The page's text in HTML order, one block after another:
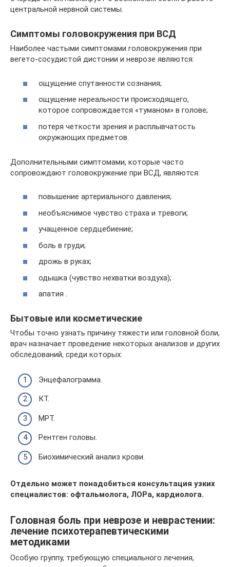
центральной нервной системы.
Симптомы головокружения при ВСД
Наиболее частыми симптомами головокружения при
вегето-сосудистой дистонии и неврозе являются:
ощущение спутанности сознания;
ощущение нереальности происходящего,
которое сопровождается «туманом» в голове;
потеря четкости зрения и расплывчатость
окружающих предметов.
Дополнительными симптомами, которые часто
сопровождают головокружение при ВСД, являются:
повышение артериального давления;
необъяснимое чувство страха и тревоги;
учащенное сердцебиение;
боль в груди;
дрожь в руках;
одышка (чувство нехватки воздуха);
апатия .
Бытовые или косметические
Чтобы точно узнать причину тяжести или головной боли,
врач назначает проведение некоторых анализов и других
обследований, среди которых:
Энцефалограмма.
КТ.
МРТ.
Рентген головы.
Биохимический анализ крови.
Отдельно может понадобиться консультация узких
специалистов: офтальмолога, ЛОРа, кардиолога.
Головная боль при неврозе и неврастении:
лечение психотерапевтическими
методиками
Особую группу, требующую специального лечения,